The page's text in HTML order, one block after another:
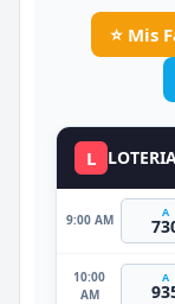
⭐ Mis
L
9:00 AM A
10:00
AM
A